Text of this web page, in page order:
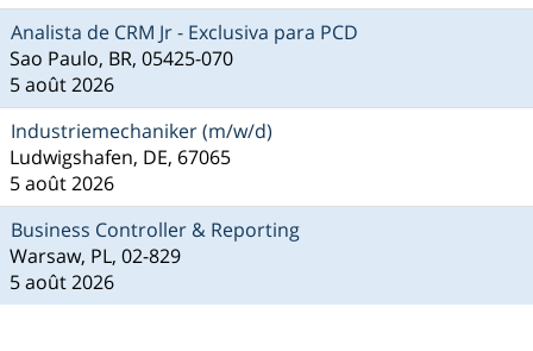
Analista de CRM Jr - Exclusiva para PCD
Sao Paulo, BR, 05425-070
5 août 2026
Industriemechaniker (m/w/d)
Ludwigshafen, DE, 67065
5 août 2026
Business Controller & Reporting
Warsaw, PL, 02-829
5 août 2026